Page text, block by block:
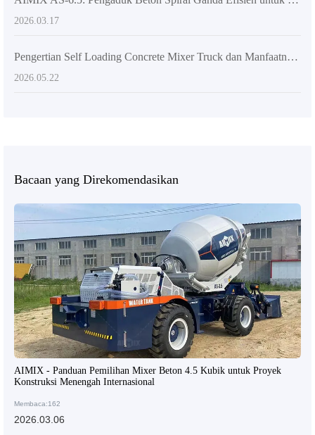
2026.03.17
Pengertian Self Loading Concrete Mixer Truck dan Manfaatnya dalam Proyek Konstruksi
2026.05.22
Bacaan yang Direkomendasikan
AIMIX - Panduan Pemilihan Mixer Beton 4.5 Kubik untuk Proyek
Konstruksi Menengah Internasional
Membaca:162
2026.03.06